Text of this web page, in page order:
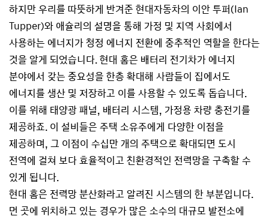
하지만 우리를 따뜻하게 반겨준 현대자동차의 이안 투퍼(Ian
Tupper)와 애슐리의 설명을 통해 가정 및 지역 사회에서
사용하는 에너지가 청정 에너지 전환에 중추적인 역할을 한다는
것을 알게 되었습니다. 현대 홈은 배터리 전기차가 에너지
분야에서 갖는 중요성을 한층 확대해 사람들이 집에서도
에너지를 생산 및 저장하고 이를 사용할 수 있도록 돕습니다.
이를 위해 태양광 패널, 배터리 시스템, 가정용 차량 충전기를
제공하죠. 이 설비들은 주택 소유주에게 다양한 이점을
제공하며, 그 이점이 수십만 개의 주택으로 확대되면 도시
전역에 걸쳐 보다 효율적이고 친환경적인 전력망을 구축할 수
있게 됩니다.
현대 홈은 전력망 분산화라고 알려진 시스템의 한 부분입니다.
먼 곳에 위치하고 있는 경우가 많은 소수의 대규모 발전소에